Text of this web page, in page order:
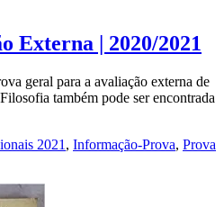
Externa | 2020/2021
geral para a avaliação externa de
também pode ser encontrada
2021 , Informação-Prova, Prova